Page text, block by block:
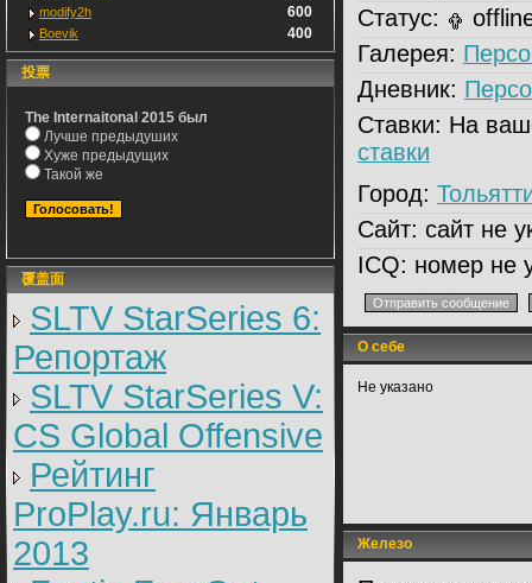
modify2h 600
Boevik 400
投票
The Internaitonal 2015 был
Лучше предыдуших
Хуже предыдущих
Такой же
覆盖面
SLTV StarSeries 6:
Репортаж
SLTV StarSeries V:
CS Global Offensive
Рейтинг
ProPlay.ru: Январь
2013
Статус:
Галерея:
Дневник:
Ставки: На
ставки
Город:
Сайт: сайт не
ICQ: номер не
О себе
Не указано
Железо